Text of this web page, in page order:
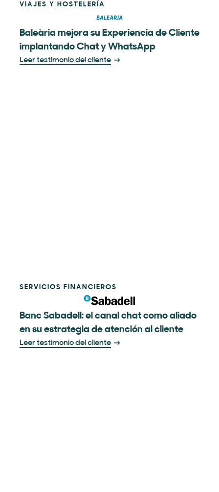
VIAJES Y HOSTELERÍA
Baleària mejora su Experiencia de Cliente
implantando Chat y WhatsApp
Leer testimonio del cliente
SERVICIOS FINANCIEROS
Banc Sabadell: el canal chat como aliado
en su estrategia de atención al cliente
Leer testimonio del cliente